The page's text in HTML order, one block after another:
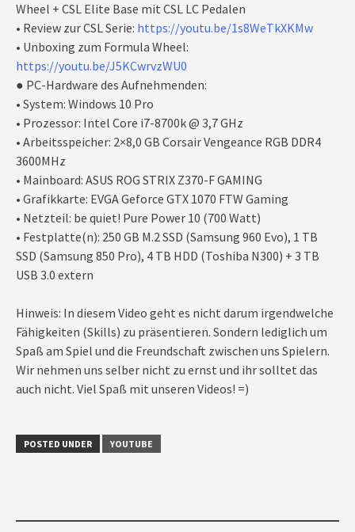
Wheel + CSL Elite Base mit CSL LC Pedalen
• Review zur CSL Serie: https://youtu.be/1s8WeTkXKMw
• Unboxing zum Formula Wheel:
https://youtu.be/J5KCwrvzWU0
● PC-Hardware des Aufnehmenden:
• System: Windows 10 Pro
• Prozessor: Intel Core i7-8700k @ 3,7 GHz
• Arbeitsspeicher: 2×8,0 GB Corsair Vengeance RGB DDR4
3600MHz
• Mainboard: ASUS ROG STRIX Z370-F GAMING
• Grafikkarte: EVGA Geforce GTX 1070 FTW Gaming
• Netzteil: be quiet! Pure Power 10 (700 Watt)
• Festplatte(n): 250 GB M.2 SSD (Samsung 960 Evo), 1 TB
SSD (Samsung 850 Pro), 4 TB HDD (Toshiba N300) + 3 TB
USB 3.0 extern
Hinweis: In diesem Video geht es nicht darum irgendwelche
Fähigkeiten (Skills) zu präsentieren. Sondern lediglich um
Spaß am Spiel und die Freundschaft zwischen uns Spielern.
Wir nehmen uns selber nicht zu ernst und ihr solltet das
auch nicht. Viel Spaß mit unseren Videos! =)
POSTED UNDER YOUTUBE